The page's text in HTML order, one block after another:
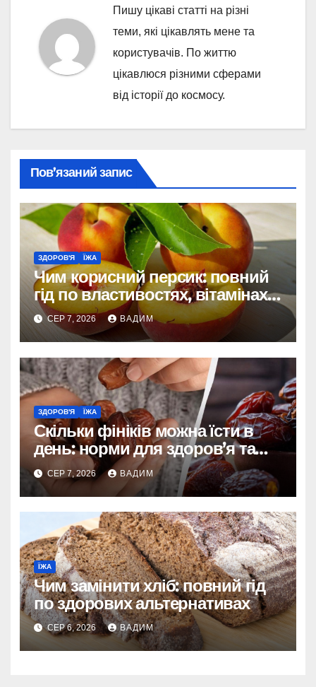
Пишу цікаві статті на різні
теми, які цікавлять мене та
користувачів. По життю
цікавлюся різними сферами
від історії до космосу.
Пов’язаний запис
ЗДОРОВ'Я ЇЖА
Чим корисний персик: повний
гід по властивостях, вітамінах і
впливі на організм
СЕР 7, 2026 ВАДИМ
ЗДОРОВ'Я ЇЖА
Скільки фініків можна їсти в
день: норми для здоров’я та
енергії
СЕР 7, 2026 ВАДИМ
ЇЖА
Чим замінити хліб: повний гід
по здорових альтернативах
СЕР 6, 2026 ВАДИМ